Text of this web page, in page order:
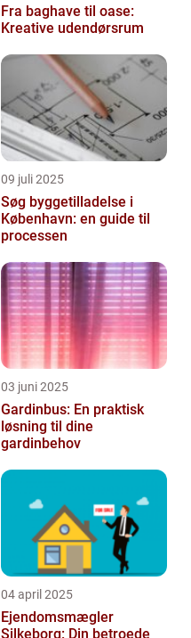
Fra baghave til oase:
Kreative udendørsrum
09 juli 2025
Søg byggetilladelse i
København: en guide til
processen
03 juni 2025
Gardinbus: En praktisk
løsning til dine
gardinbehov
04 april 2025
Ejendomsmægler
Silkeborg: Din betroede